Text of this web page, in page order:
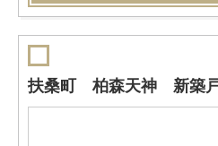
扶桑町 柏森天神 新築